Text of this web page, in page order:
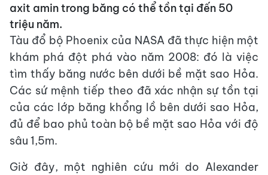
axit amin trong băng có thể tồn tại đến 50
triệu năm.
Tàu đổ bộ Phoenix của NASA đã thực hiện một
khám phá đột phá vào năm 2008: đó là việc
tìm thấy băng nước bên dưới bề mặt sao Hỏa.
Các sứ mệnh tiếp theo đã xác nhận sự tồn tại
của các lớp băng khổng lồ bên dưới sao Hỏa,
đủ để bao phủ toàn bộ bề mặt sao Hỏa với độ
sâu 1,5m.
Giờ đây, một nghiên cứu mới do Alexander